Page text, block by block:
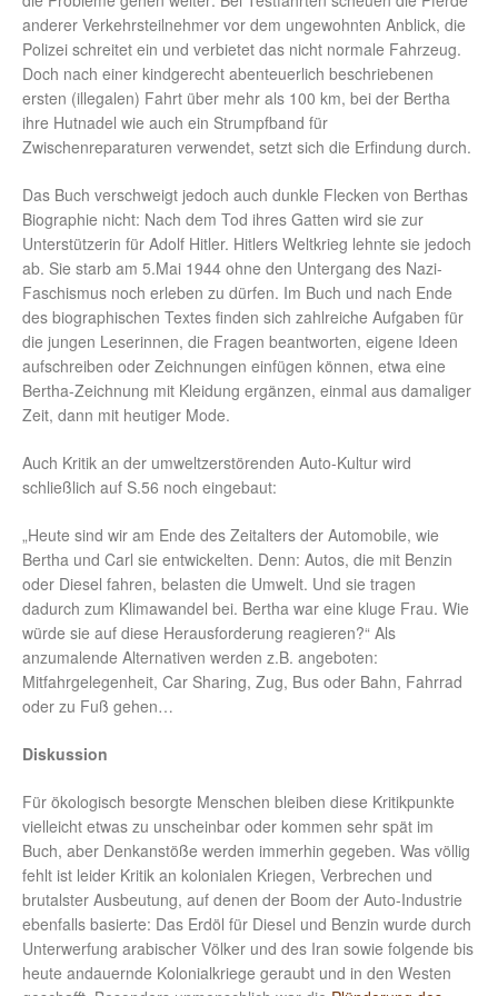
anderer Verkehrsteilnehmer vor dem ungewohnten Anblick, die
Polizei schreitet ein und verbietet das nicht normale Fahrzeug.
Doch nach einer kindgerecht abenteuerlich beschriebenen
ersten (illegalen) Fahrt über mehr als 100 km, bei der Bertha
ihre Hutnadel wie auch ein Strumpfband für
Zwischenreparaturen verwendet, setzt sich die Erfindung durch.
Das Buch verschweigt jedoch auch dunkle Flecken von Berthas
Biographie nicht: Nach dem Tod ihres Gatten wird sie zur
Unterstützerin für Adolf Hitler. Hitlers Weltkrieg lehnte sie jedoch
ab. Sie starb am 5.Mai 1944 ohne den Untergang des Nazi-
Faschismus noch erleben zu dürfen. Im Buch und nach Ende
des biographischen Textes finden sich zahlreiche Aufgaben für
die jungen Leserinnen, die Fragen beantworten, eigene Ideen
aufschreiben oder Zeichnungen einfügen können, etwa eine
Bertha-Zeichnung mit Kleidung ergänzen, einmal aus damaliger
Zeit, dann mit heutiger Mode.
Auch Kritik an der umweltzerstörenden Auto-Kultur wird
schließlich auf S.56 noch eingebaut:
„Heute sind wir am Ende des Zeitalters der Automobile, wie
Bertha und Carl sie entwickelten. Denn: Autos, die mit Benzin
oder Diesel fahren, belasten die Umwelt. Und sie tragen
dadurch zum Klimawandel bei. Bertha war eine kluge Frau. Wie
würde sie auf diese Herausforderung reagieren?“ Als
anzumalende Alternativen werden z.B. angeboten:
Mitfahrgelegenheit, Car Sharing, Zug, Bus oder Bahn, Fahrrad
oder zu Fuß gehen…
Diskussion
Für ökologisch besorgte Menschen bleiben diese Kritikpunkte
vielleicht etwas zu unscheinbar oder kommen sehr spät im
Buch, aber Denkanstöße werden immerhin gegeben. Was völlig
fehlt ist leider Kritik an kolonialen Kriegen, Verbrechen und
brutalster Ausbeutung, auf denen der Boom der Auto-Industrie
ebenfalls basierte: Das Erdöl für Diesel und Benzin wurde durch
Unterwerfung arabischer Völker und des Iran sowie folgende bis
heute andauernde Kolonialkriege geraubt und in den Westen